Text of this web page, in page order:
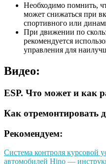
Необходимо помнить,
может снижаться при
спортивного или
При движении по
рекомендуется
управления для
Видео:
ESP. Что может и как
Как отремонтировать
Рекомендуем:
Система контроля курсовой
автомобилей Hino —